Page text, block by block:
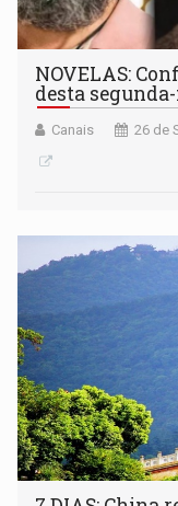
NOVELAS:
desta
Canais 26 de